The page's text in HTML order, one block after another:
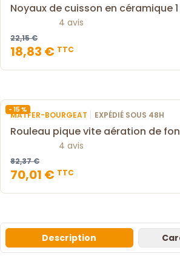
Noyaux de cuisson en céramique
4 avis
22,15 €
18,83 € TTC
- 15 %
MATFER-BOURGEAT | EXPÉDIÉ SOUS 48H
Rouleau pique vite aération de
4 avis
82,37 €
70,01 € TTC
Description